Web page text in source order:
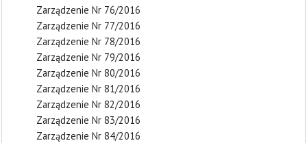
Zarządzenie Nr 76/2016
Zarządzenie Nr 77/2016
Zarządzenie Nr 78/2016
Zarządzenie Nr 79/2016
Zarządzenie Nr 80/2016
Zarządzenie Nr 81/2016
Zarządzenie Nr 82/2016
Zarządzenie Nr 83/2016
Zarządzenie Nr 84/2016